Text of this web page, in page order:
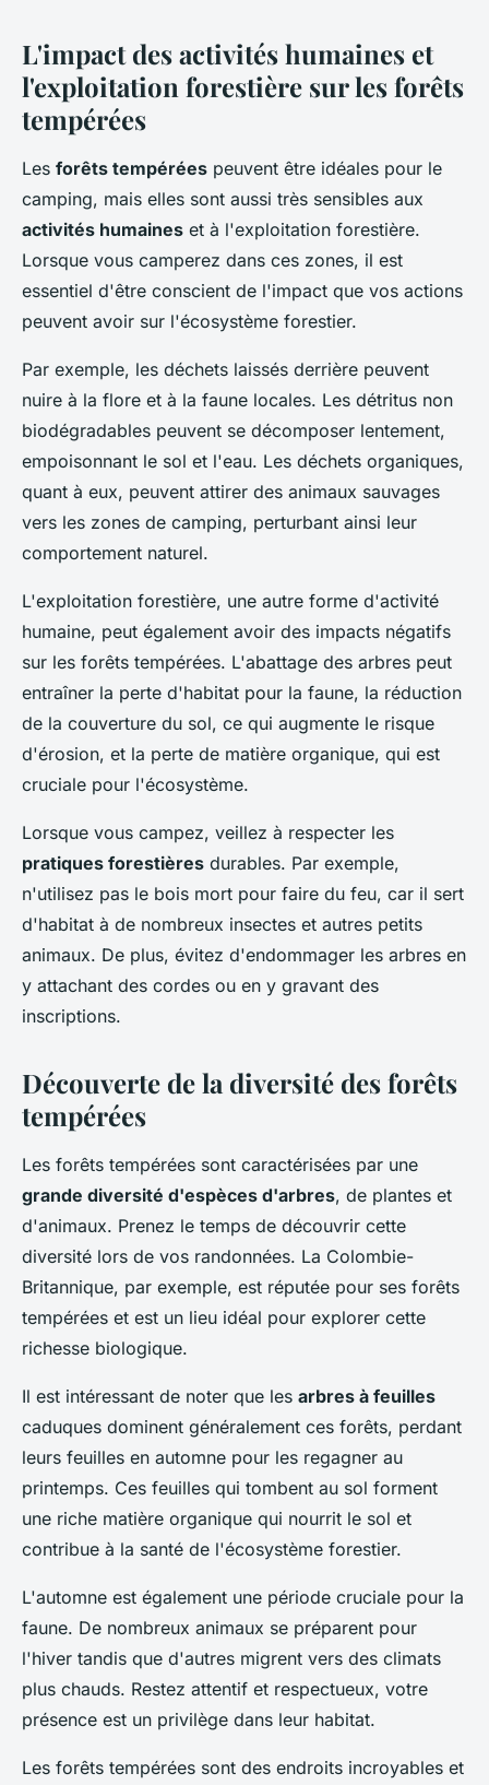
L'impact des activités humaines et
l'exploitation forestière sur les forêts
tempérées
Les forêts tempérées peuvent être idéales pour le
camping, mais elles sont aussi très sensibles aux
activités humaines et à l'exploitation forestière.
Lorsque vous camperez dans ces zones, il est
essentiel d'être conscient de l'impact que vos actions
peuvent avoir sur l'écosystème forestier.
Par exemple, les déchets laissés derrière peuvent
nuire à la flore et à la faune locales. Les détritus non
biodégradables peuvent se décomposer lentement,
empoisonnant le sol et l'eau. Les déchets organiques,
quant à eux, peuvent attirer des animaux sauvages
vers les zones de camping, perturbant ainsi leur
comportement naturel.
L'exploitation forestière, une autre forme d'activité
humaine, peut également avoir des impacts négatifs
sur les forêts tempérées. L'abattage des arbres peut
entraîner la perte d'habitat pour la faune, la réduction
de la couverture du sol, ce qui augmente le risque
d'érosion, et la perte de matière organique, qui est
cruciale pour l'écosystème.
Lorsque vous campez, veillez à respecter les
pratiques forestières durables. Par exemple,
n'utilisez pas le bois mort pour faire du feu, car il sert
d'habitat à de nombreux insectes et autres petits
animaux. De plus, évitez d'endommager les arbres en
y attachant des cordes ou en y gravant des
inscriptions.
Découverte de la diversité des forêts
tempérées
Les forêts tempérées sont caractérisées par une
grande diversité d'espèces d'arbres, de plantes et
d'animaux. Prenez le temps de découvrir cette
diversité lors de vos randonnées. La Colombie-
Britannique, par exemple, est réputée pour ses forêts
tempérées et est un lieu idéal pour explorer cette
richesse biologique.
Il est intéressant de noter que les arbres à feuilles
caduques dominent généralement ces forêts, perdant
leurs feuilles en automne pour les regagner au
printemps. Ces feuilles qui tombent au sol forment
une riche matière organique qui nourrit le sol et
contribue à la santé de l'écosystème forestier.
L'automne est également une période cruciale pour la
faune. De nombreux animaux se préparent pour
l'hiver tandis que d'autres migrent vers des climats
plus chauds. Restez attentif et respectueux, votre
présence est un privilège dans leur habitat.
Les forêts tempérées sont des endroits incroyables et